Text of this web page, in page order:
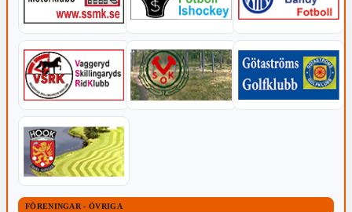
FÖRENINGAR - ÖVRIGA